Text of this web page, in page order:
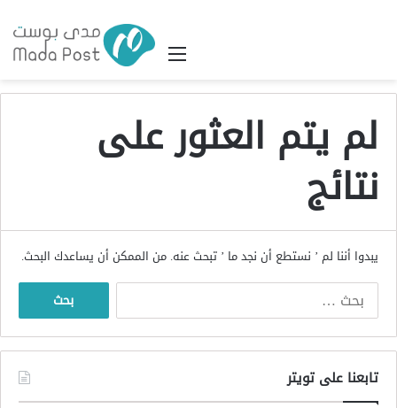
القائمة
لم يتم العثور على
نتائج
يبدوا أننا لم ’ نستطع أن نجد ما ’ تبحث عنه. من الممكن أن يساعدك البحث.
البحث
تابعنا على تويتر